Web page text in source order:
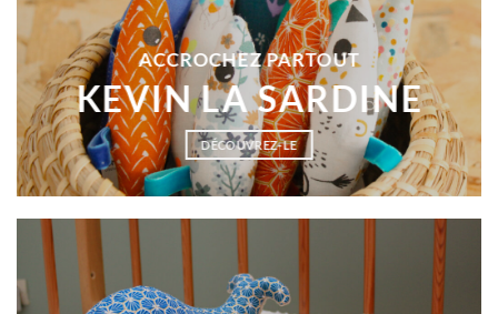
ACCROCHEZ PARTOUT
KEVIN LA SARDINE
DÉCOUVREZ-LE